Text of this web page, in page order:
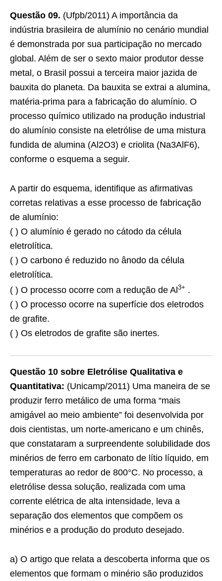
Questão 09. (Ufpb/2011) A importância da
indústria brasileira de alumínio no cenário mundial
é demonstrada por sua participação no mercado
global. Além de ser o sexto maior produtor desse
metal, o Brasil possui a terceira maior jazida de
bauxita do planeta. Da bauxita se extrai a alumina,
matéria-prima para a fabricação do alumínio. O
processo químico utilizado na produção industrial
do alumínio consiste na eletrólise de uma mistura
fundida de alumina (Al2O3) e criolita (Na3AlF6),
conforme o esquema a seguir.
A partir do esquema, identifique as afirmativas
corretas relativas a esse processo de fabricação
de alumínio:
( ) O alumínio é gerado no cátodo da célula
eletrolítica.
( ) O carbono é reduzido no ânodo da célula
eletrolítica.
( ) O processo ocorre com a redução de Al 3+ .
( ) O processo ocorre na superfície dos eletrodos
de grafite.
( ) Os eletrodos de grafite são inertes.
Questão 10 sobre Eletrólise Qualitativa e
Quantitativa: (Unicamp/2011) Uma maneira de se
produzir ferro metálico de uma forma “mais
amigável ao meio ambiente” foi desenvolvida por
dois cientistas, um norte-americano e um chinês,
que constataram a surpreendente solubilidade dos
minérios de ferro em carbonato de lítio líquido, em
temperaturas ao redor de 800°C. No processo, a
eletrólise dessa solução, realizada com uma
corrente elétrica de alta intensidade, leva a
separação dos elementos que compõem os
minérios e a produção do produto desejado.
a) O artigo que relata a descoberta informa que os
elementos que formam o minério são produzidos